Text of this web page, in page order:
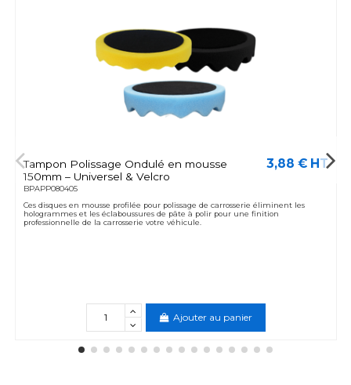
Tampon Polissage Ondulé en mousse
150mm – Universel & Velcro
BPAPP080405
3,88 € HT
Ces disques en mousse profilée pour polissage de carrosserie éliminent les
hologrammes et les éclaboussures de pâte à polir pour une finition
professionnelle de la carrosserie votre véhicule.
Ajouter au panier